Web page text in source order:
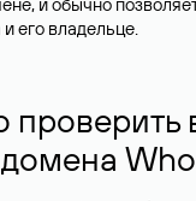
его владельце.
проверить